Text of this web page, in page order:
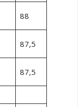
88
87,5
87,5